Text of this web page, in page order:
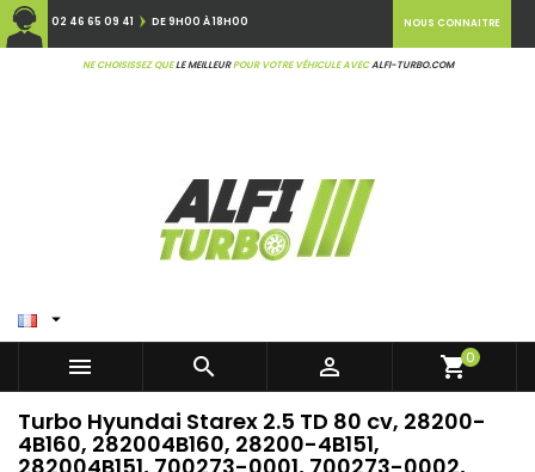
02 46 65 09 41 DE 9H00 À 18H00
NE CHOISISSEZ QUELE MEILLEURPOUR VOTRE VÉHICULE AVECALFI-TURBO.COM
NOUS CONNAITRE

   shopping_cart0
Turbo Hyundai Starex 2.5 TD 80 cv, 28200-
4B160, 282004B160, 28200-4B151,